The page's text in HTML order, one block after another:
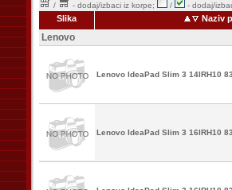
/
- dodaj/izbaci iz korpe; / - dodaj/
Slika Naziv
Lenovo
Lenovo IdeaPad Slim 3 14IRH10
Lenovo IdeaPad Slim 3 16IRH10